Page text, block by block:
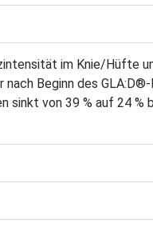
im Knie/Hüfte
Beginn des
von 39 % auf 24 %